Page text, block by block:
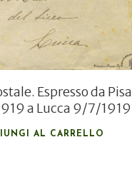
Espresso da Pisa
a Lucca 9/7/1919
AL CARRELLO